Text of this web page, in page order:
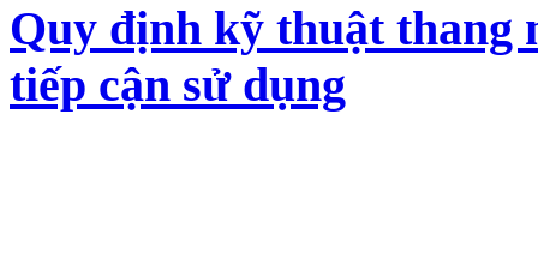
Quy định kỹ thuật thang
tiếp cận sử dụng